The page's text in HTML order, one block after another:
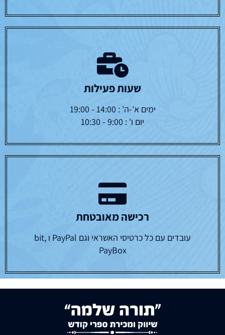
שעות פעילות
ימים א'-ה' : 14:00 - 19:00
יום ו' : 9:00 - 10:30
רכישה מאובטחת
עובדים עם כל כרטיסי האשראי וגם PayPal ו bit,
PayBox